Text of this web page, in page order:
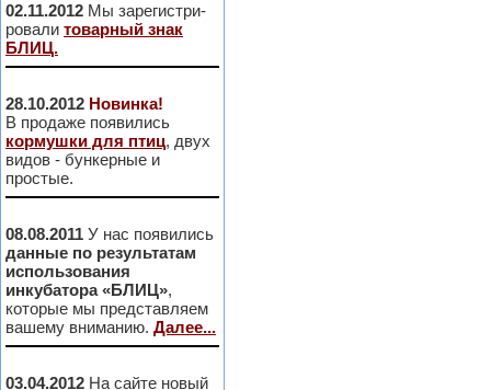
02.11.2012 Мы зарегистри-
ровали товарный знак
БЛИЦ.
28.10.2012 Новинка!
В продаже появились
кормушки для птиц, двух
видов - бункерные и
простые.
08.08.2011 У нас появились
данные по результатам
использования
инкубатора «БЛИЦ»,
которые мы представляем
вашему вниманию. Далее...
03.04.2012 На сайте новый